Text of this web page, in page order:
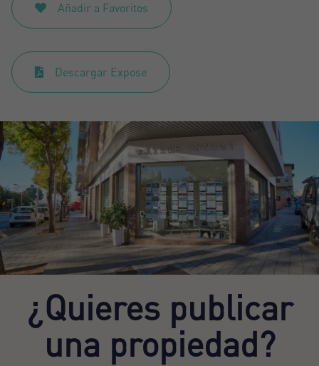
Añadir a Favoritos
Descargar Expose
¿Quieres publicar
una propiedad?